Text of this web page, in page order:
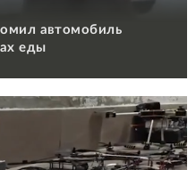
автомобиль
еды